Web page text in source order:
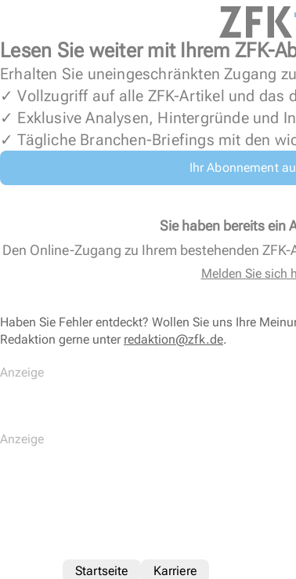
Lesen Sie weiter mit Ihrem ZFK-
Erhalten Sie uneingeschränkten Zugang
✓ Vollzugriff auf alle ZFK-Artikel und das
✓ Exklusive Analysen, Hintergründe und
✓ Tägliche Branchen-Briefings mit den
Ihr Abonnement
Sie haben bereits ein
Den Online-Zugang zu Ihrem bestehenden
Melden Sie sich
Haben Sie Fehler entdeckt? Wollen Sie uns Ihre
Redaktion gerne unter redaktion@zfk.de.
Startseite Karriere